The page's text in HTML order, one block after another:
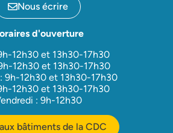
Nous écrire
d'ouverture
12h30 et 13h30-17h30
12h30 et 13h30-17h30
9h-12h30 et 13h30-17h30
12h30 et 13h30-17h30
: 9h-12h30
bâtiments de la CDC